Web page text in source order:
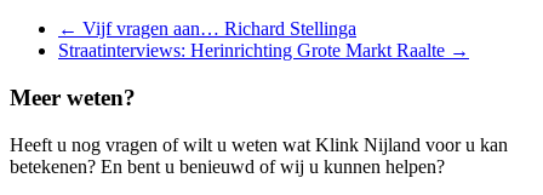
Berichten
navigatie
← Vijf vragen aan… Richard Stellinga
Straatinterviews: Herinrichting Grote Markt Raalte →
Meer weten?
Heeft u nog vragen of wilt u weten wat Klink Nijland voor u kan
betekenen? En bent u benieuwd of wij u kunnen helpen?